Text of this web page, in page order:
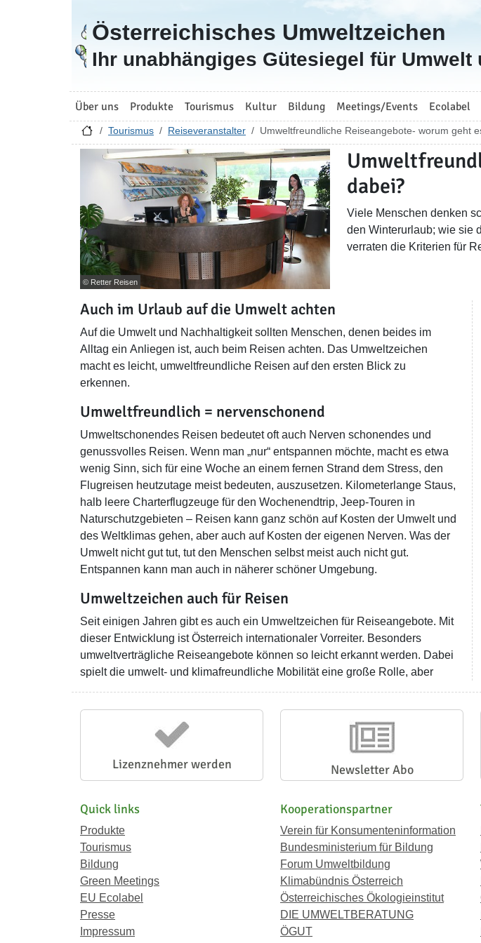
Zur Startseite
Österreichisches Umweltzeichen
Ihr unabhängiges Gütesiegel für Umwelt
Über uns Produkte Tourismus Kultur Bildung Meetings/Events Ecolabel
Tourismus Reiseveranstalter Umweltfreundliche Reiseangebote- worum geht
© Retter Reisen
dabei?
Viele Menschen denken
den Winterurlaub; wie sie
verraten die Kriterien für
Auch im Urlaub auf die Umwelt achten
Auf die Umwelt und Nachhaltigkeit sollten Menschen, denen beides im
Alltag ein Anliegen ist, auch beim Reisen achten. Das Umweltzeichen
macht es leicht, umweltfreundliche Reisen auf den ersten Blick zu
erkennen.
Umweltfreundlich = nervenschonend
Umweltschonendes Reisen bedeutet oft auch Nerven schonendes und
genussvolles Reisen. Wenn man „nur“ entspannen möchte, macht es etwa
wenig Sinn, sich für eine Woche an einem fernen Strand dem Stress, den
Flugreisen heutzutage meist bedeuten, auszusetzen. Kilometerlange Staus,
halb leere Charterflugzeuge für den Wochenendtrip, Jeep-Touren in
Naturschutzgebieten – Reisen kann ganz schön auf Kosten der Umwelt und
des Weltklimas gehen, aber auch auf Kosten der eigenen Nerven. Was der
Umwelt nicht gut tut, tut den Menschen selbst meist auch nicht gut.
Entspannen kann man auch in näherer schöner Umgebung.
Umweltzeichen auch für Reisen
Seit einigen Jahren gibt es auch ein Umweltzeichen für Reiseangebote. Mit
dieser Entwicklung ist Österreich internationaler Vorreiter. Besonders
umweltverträgliche Reiseangebote können so leicht erkannt werden. Dabei
spielt die umwelt- und klimafreundliche Mobilität eine große Rolle, aber
Lizenznehmer werden Newsletter Abo
Quick links
Produkte
Tourismus
Bildung
Green Meetings
EU Ecolabel
Presse
Impressum
Kooperationspartner
Verein für Konsumenteninformation
Bundesministerium für Bildung
Forum Umweltbildung
Klimabündnis Österreich
Österreichisches Ökologieinstitut
DIE UMWELTBERATUNG
ÖGUT